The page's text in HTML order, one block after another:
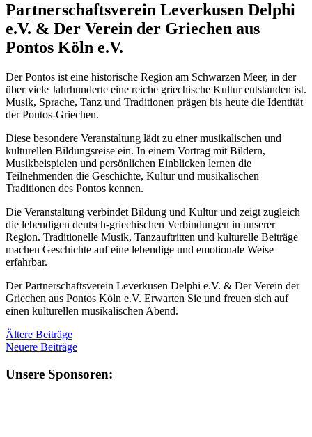
Partnerschaftsverein Leverkusen Delphi
e.V. & Der Verein der Griechen aus
Pontos Köln e.V.
Der Pontos ist eine historische Region am Schwarzen Meer, in der
über viele Jahrhunderte eine reiche griechische Kultur entstanden ist.
Musik, Sprache, Tanz und Traditionen prägen bis heute die Identität
der Pontos-Griechen.
Diese besondere Veranstaltung lädt zu einer musikalischen und
kulturellen Bildungsreise ein. In einem Vortrag mit Bildern,
Musikbeispielen und persönlichen Einblicken lernen die
Teilnehmenden die Geschichte, Kultur und musikalischen
Traditionen des Pontos kennen.
Die Veranstaltung verbindet Bildung und Kultur und zeigt zugleich
die lebendigen deutsch-griechischen Verbindungen in unserer
Region. Traditionelle Musik, Tanzauftritten und kulturelle Beiträge
machen Geschichte auf eine lebendige und emotionale Weise
erfahrbar.
Der Partnerschaftsverein Leverkusen Delphi e.V. & Der Verein der
Griechen aus Pontos Köln e.V. Erwarten Sie und freuen sich auf
einen kulturellen musikalischen Abend.
Beitragsnavigation
Ältere Beiträge
Neuere Beiträge
Unsere Sponsoren: